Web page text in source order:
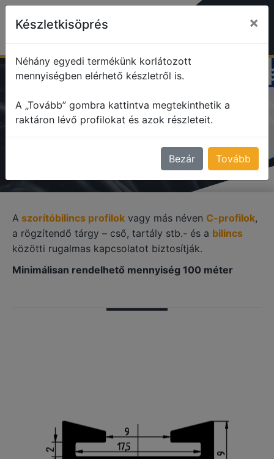
profile Szorítóbilincs profilok
A szorítóbilincs profilok vagy más néven C-profilok,
a rögzítendő tárgy – cső, tartály stb.- és a bilincs
közötti rugalmas kapcsolatot biztosítják.
Minimálisan rendelhető mennyiség 100 méter
Készletkisöprés ×
Néhány egyedi termékünk korlátozott
mennyiségben elérhető készletről is.
A „Tovább” gombra kattintva megtekinthetik a
raktáron lévő profilokat és azok részleteit.
Bezár Tovább